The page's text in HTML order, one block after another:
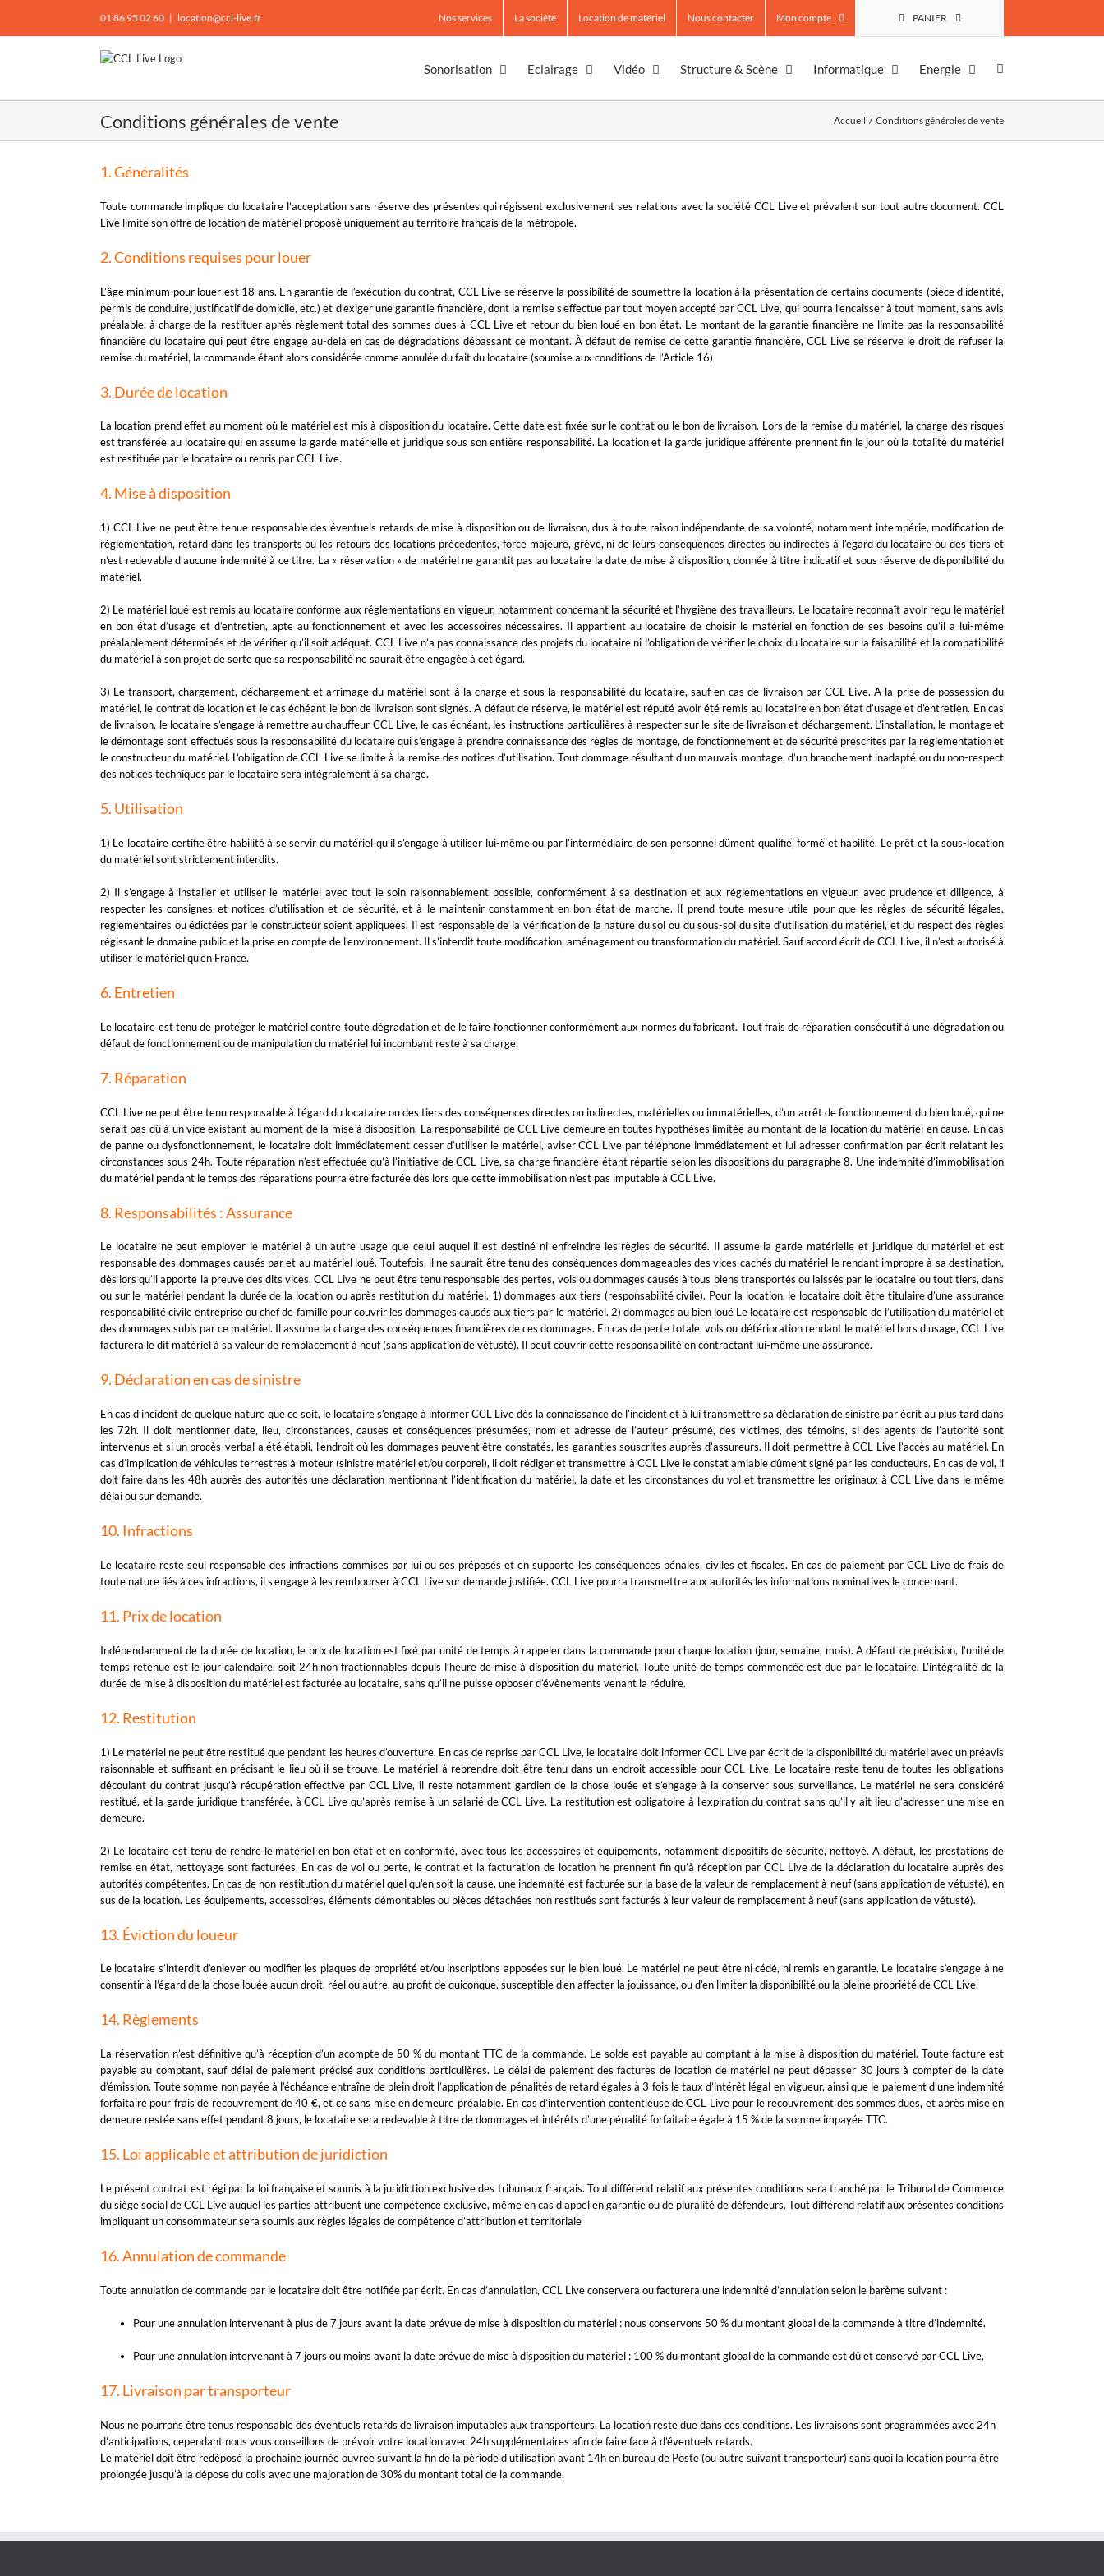
contenu
01 86 95 02 60 | location@ccl-live.fr Nos services La société Location de matériel Nous contacter Mon compte PANIER
Sonorisation Eclairage Vidéo Structure & Scène Informatique Energie
Conditions générales de vente Accueil Conditions générales de vente
1. Généralités
Toute commande implique du locataire l’acceptation sans réserve des présentes qui régissent exclusivement ses relations avec la société CCL Live et prévalent sur tout autre document. CCL
Live limite son offre de location de matériel proposé uniquement au territoire français de la métropole.
2. Conditions requises pour louer
L’âge minimum pour louer est 18 ans. En garantie de l’exécution du contrat, CCL Live se réserve la possibilité de soumettre la location à la présentation de certains documents (pièce d’identité,
permis de conduire, justificatif de domicile, etc.) et d’exiger une garantie financière, dont la remise s’effectue par tout moyen accepté par CCL Live, qui pourra l’encaisser à tout moment, sans avis
préalable, à charge de la restituer après règlement total des sommes dues à CCL Live et retour du bien loué en bon état. Le montant de la garantie financière ne limite pas la responsabilité
financière du locataire qui peut être engagé au-delà en cas de dégradations dépassant ce montant. À défaut de remise de cette garantie financière, CCL Live se réserve le droit de refuser la
remise du matériel, la commande étant alors considérée comme annulée du fait du locataire (soumise aux conditions de l’Article 16)
3. Durée de location
La location prend effet au moment où le matériel est mis à disposition du locataire. Cette date est fixée sur le contrat ou le bon de livraison. Lors de la remise du matériel, la charge des risques
est transférée au locataire qui en assume la garde matérielle et juridique sous son entière responsabilité. La location et la garde juridique afférente prennent fin le jour où la totalité du matériel
est restituée par le locataire ou repris par CCL Live.
4. Mise à disposition
1) CCL Live ne peut être tenue responsable des éventuels retards de mise à disposition ou de livraison, dus à toute raison indépendante de sa volonté, notamment intempérie, modification de
réglementation, retard dans les transports ou les retours des locations précédentes, force majeure, grève, ni de leurs conséquences directes ou indirectes à l’égard du locataire ou des tiers et
n’est redevable d’aucune indemnité à ce titre. La « réservation » de matériel ne garantit pas au locataire la date de mise à disposition, donnée à titre indicatif et sous réserve de disponibilité du
matériel.
2) Le matériel loué est remis au locataire conforme aux réglementations en vigueur, notamment concernant la sécurité et l’hygiène des travailleurs. Le locataire reconnaît avoir reçu le matériel
en bon état d’usage et d’entretien, apte au fonctionnement et avec les accessoires nécessaires. Il appartient au locataire de choisir le matériel en fonction de ses besoins qu’il a lui-même
préalablement déterminés et de vérifier qu’il soit adéquat. CCL Live n’a pas connaissance des projets du locataire ni l’obligation de vérifier le choix du locataire sur la faisabilité et la compatibilité
du matériel à son projet de sorte que sa responsabilité ne saurait être engagée à cet égard.
3) Le transport, chargement, déchargement et arrimage du matériel sont à la charge et sous la responsabilité du locataire, sauf en cas de livraison par CCL Live. A la prise de possession du
matériel, le contrat de location et le cas échéant le bon de livraison sont signés. A défaut de réserve, le matériel est réputé avoir été remis au locataire en bon état d’usage et d’entretien. En cas
de livraison, le locataire s’engage à remettre au chauffeur CCL Live, le cas échéant, les instructions particulières à respecter sur le site de livraison et déchargement. L’installation, le montage et
le démontage sont effectués sous la responsabilité du locataire qui s’engage à prendre connaissance des règles de montage, de fonctionnement et de sécurité prescrites par la réglementation et
le constructeur du matériel. L’obligation de CCL Live se limite à la remise des notices d’utilisation. Tout dommage résultant d’un mauvais montage, d’un branchement inadapté ou du non-respect
des notices techniques par le locataire sera intégralement à sa charge.
5. Utilisation
1) Le locataire certifie être habilité à se servir du matériel qu’il s’engage à utiliser lui-même ou par l’intermédiaire de son personnel dûment qualifié, formé et habilité. Le prêt et la sous-location
du matériel sont strictement interdits.
2) Il s’engage à installer et utiliser le matériel avec tout le soin raisonnablement possible, conformément à sa destination et aux réglementations en vigueur, avec prudence et diligence, à
respecter les consignes et notices d’utilisation et de sécurité, et à le maintenir constamment en bon état de marche. Il prend toute mesure utile pour que les règles de sécurité légales,
réglementaires ou édictées par le constructeur soient appliquées. Il est responsable de la vérification de la nature du sol ou du sous-sol du site d’utilisation du matériel, et du respect des règles
régissant le domaine public et la prise en compte de l’environnement. Il s’interdit toute modification, aménagement ou transformation du matériel. Sauf accord écrit de CCL Live, il n’est autorisé à
utiliser le matériel qu’en France.
6. Entretien
Le locataire est tenu de protéger le matériel contre toute dégradation et de le faire fonctionner conformément aux normes du fabricant. Tout frais de réparation consécutif à une dégradation ou
défaut de fonctionnement ou de manipulation du matériel lui incombant reste à sa charge.
7. Réparation
CCL Live ne peut être tenu responsable à l’égard du locataire ou des tiers des conséquences directes ou indirectes, matérielles ou immatérielles, d’un arrêt de fonctionnement du bien loué, qui ne
serait pas dû à un vice existant au moment de la mise à disposition. La responsabilité de CCL Live demeure en toutes hypothèses limitée au montant de la location du matériel en cause. En cas
de panne ou dysfonctionnement, le locataire doit immédiatement cesser d’utiliser le matériel, aviser CCL Live par téléphone immédiatement et lui adresser confirmation par écrit relatant les
circonstances sous 24h. Toute réparation n’est effectuée qu’à l’initiative de CCL Live, sa charge financière étant répartie selon les dispositions du paragraphe 8. Une indemnité d’immobilisation
du matériel pendant le temps des réparations pourra être facturée dès lors que cette immobilisation n’est pas imputable à CCL Live.
8. Responsabilités : Assurance
Le locataire ne peut employer le matériel à un autre usage que celui auquel il est destiné ni enfreindre les règles de sécurité. Il assume la garde matérielle et juridique du matériel et est
responsable des dommages causés par et au matériel loué. Toutefois, il ne saurait être tenu des conséquences dommageables des vices cachés du matériel le rendant impropre à sa destination,
dès lors qu’il apporte la preuve des dits vices. CCL Live ne peut être tenu responsable des pertes, vols ou dommages causés à tous biens transportés ou laissés par le locataire ou tout tiers, dans
ou sur le matériel pendant la durée de la location ou après restitution du matériel. 1) dommages aux tiers (responsabilité civile). Pour la location, le locataire doit être titulaire d’une assurance
responsabilité civile entreprise ou chef de famille pour couvrir les dommages causés aux tiers par le matériel. 2) dommages au bien loué Le locataire est responsable de l’utilisation du matériel et
des dommages subis par ce matériel. Il assume la charge des conséquences financières de ces dommages. En cas de perte totale, vols ou détérioration rendant le matériel hors d’usage, CCL Live
facturera le dit matériel à sa valeur de remplacement à neuf (sans application de vétusté). Il peut couvrir cette responsabilité en contractant lui-même une assurance.
9. Déclaration en cas de sinistre
En cas d’incident de quelque nature que ce soit, le locataire s’engage à informer CCL Live dès la connaissance de l’incident et à lui transmettre sa déclaration de sinistre par écrit au plus tard dans
les 72h. Il doit mentionner date, lieu, circonstances, causes et conséquences présumées, nom et adresse de l’auteur présumé, des victimes, des témoins, si des agents de l’autorité sont
intervenus et si un procès-verbal a été établi, l’endroit où les dommages peuvent être constatés, les garanties souscrites auprès d’assureurs. Il doit permettre à CCL Live l’accès au matériel. En
cas d’implication de véhicules terrestres à moteur (sinistre matériel et/ou corporel), il doit rédiger et transmettre à CCL Live le constat amiable dûment signé par les conducteurs. En cas de vol, il
doit faire dans les 48h auprès des autorités une déclaration mentionnant l’identification du matériel, la date et les circonstances du vol et transmettre les originaux à CCL Live dans le même
délai ou sur demande.
10. Infractions
Le locataire reste seul responsable des infractions commises par lui ou ses préposés et en supporte les conséquences pénales, civiles et fiscales. En cas de paiement par CCL Live de frais de
toute nature liés à ces infractions, il s’engage à les rembourser à CCL Live sur demande justifiée. CCL Live pourra transmettre aux autorités les informations nominatives le concernant.
11. Prix de location
Indépendamment de la durée de location, le prix de location est fixé par unité de temps à rappeler dans la commande pour chaque location (jour, semaine, mois). A défaut de précision, l’unité de
temps retenue est le jour calendaire, soit 24h non fractionnables depuis l’heure de mise à disposition du matériel. Toute unité de temps commencée est due par le locataire. L’intégralité de la
durée de mise à disposition du matériel est facturée au locataire, sans qu’il ne puisse opposer d’évènements venant la réduire.
12. Restitution
1) Le matériel ne peut être restitué que pendant les heures d’ouverture. En cas de reprise par CCL Live, le locataire doit informer CCL Live par écrit de la disponibilité du matériel avec un préavis
raisonnable et suffisant en précisant le lieu où il se trouve. Le matériel à reprendre doit être tenu dans un endroit accessible pour CCL Live. Le locataire reste tenu de toutes les obligations
découlant du contrat jusqu’à récupération effective par CCL Live, il reste notamment gardien de la chose louée et s’engage à la conserver sous surveillance. Le matériel ne sera considéré
restitué, et la garde juridique transférée, à CCL Live qu’après remise à un salarié de CCL Live. La restitution est obligatoire à l’expiration du contrat sans qu’il y ait lieu d’adresser une mise en
demeure.
2) Le locataire est tenu de rendre le matériel en bon état et en conformité, avec tous les accessoires et équipements, notamment dispositifs de sécurité, nettoyé. A défaut, les prestations de
remise en état, nettoyage sont facturées. En cas de vol ou perte, le contrat et la facturation de location ne prennent fin qu’à réception par CCL Live de la déclaration du locataire auprès des
autorités compétentes. En cas de non restitution du matériel quel qu’en soit la cause, une indemnité est facturée sur la base de la valeur de remplacement à neuf (sans application de vétusté), en
sus de la location. Les équipements, accessoires, éléments démontables ou pièces détachées non restitués sont facturés à leur valeur de remplacement à neuf (sans application de vétusté).
13. Éviction du loueur
Le locataire s’interdit d’enlever ou modifier les plaques de propriété et/ou inscriptions apposées sur le bien loué. Le matériel ne peut être ni cédé, ni remis en garantie. Le locataire s’engage à ne
consentir à l’égard de la chose louée aucun droit, réel ou autre, au profit de quiconque, susceptible d’en affecter la jouissance, ou d’en limiter la disponibilité ou la pleine propriété de CCL Live.
14. Règlements
La réservation n’est définitive qu’à réception d’un acompte de 50 % du montant TTC de la commande. Le solde est payable au comptant à la mise à disposition du matériel. Toute facture est
payable au comptant, sauf délai de paiement précisé aux conditions particulières. Le délai de paiement des factures de location de matériel ne peut dépasser 30 jours à compter de la date
d’émission. Toute somme non payée à l’échéance entraîne de plein droit l’application de pénalités de retard égales à 3 fois le taux d’intérêt légal en vigueur, ainsi que le paiement d’une indemnité
forfaitaire pour frais de recouvrement de 40 €, et ce sans mise en demeure préalable. En cas d’intervention contentieuse de CCL Live pour le recouvrement des sommes dues, et après mise en
demeure restée sans effet pendant 8 jours, le locataire sera redevable à titre de dommages et intérêts d’une pénalité forfaitaire égale à 15 % de la somme impayée TTC.
15. Loi applicable et attribution de juridiction
Le présent contrat est régi par la loi française et soumis à la juridiction exclusive des tribunaux français. Tout différend relatif aux présentes conditions sera tranché par le Tribunal de Commerce
du siège social de CCL Live auquel les parties attribuent une compétence exclusive, même en cas d’appel en garantie ou de pluralité de défendeurs. Tout différend relatif aux présentes conditions
impliquant un consommateur sera soumis aux règles légales de compétence d’attribution et territoriale
16. Annulation de commande
Toute annulation de commande par le locataire doit être notifiée par écrit. En cas d’annulation, CCL Live conservera ou facturera une indemnité d’annulation selon le barème suivant :
Pour une annulation intervenant à plus de 7 jours avant la date prévue de mise à disposition du matériel : nous conservons 50 % du montant global de la commande à titre d’indemnité.
Pour une annulation intervenant à 7 jours ou moins avant la date prévue de mise à disposition du matériel : 100 % du montant global de la commande est dû et conservé par CCL Live.
17. Livraison par transporteur
Nous ne pourrons être tenus responsable des éventuels retards de livraison imputables aux transporteurs. La location reste due dans ces conditions. Les livraisons sont programmées avec 24h
d’anticipations, cependant nous vous conseillons de prévoir votre location avec 24h supplémentaires afin de faire face à d’éventuels retards.
Le matériel doit être redéposé la prochaine journée ouvrée suivant la fin de la période d’utilisation avant 14h en bureau de Poste (ou autre suivant transporteur) sans quoi la location pourra être
prolongée jusqu’à la dépose du colis avec une majoration de 30% du montant total de la commande.